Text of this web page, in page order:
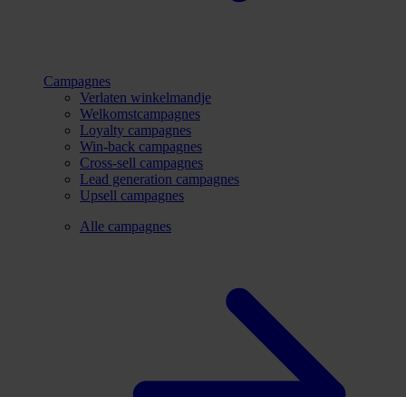
Campagnes
Verlaten winkelmandje
Welkomstcampagnes
Loyalty campagnes
Win-back campagnes
Cross-sell campagnes
Lead generation campagnes
Upsell campagnes
Alle campagnes